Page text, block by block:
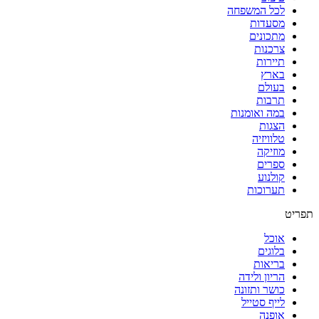
לכל המשפחה
מסעדות
מתכונים
צרכנות
תיירות
בארץ
בעולם
תרבות
במה ואומנות
הצגות
טלוויזיה
מוזיקה
ספרים
קולנוע
תערוכות
תפריט
אוכל
בלוגים
בריאות
הריון ולידה
כושר ותזונה
לייף סטייל
אופנה